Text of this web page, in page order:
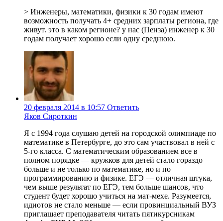
> Инженеры, математики, физики к 30 годам имеют
возможность получать 4+ средних зарплаты региона, где
живут. это в каком регионе? у нас (Пенза) инженер к 30
годам получает хорошо если одну среднюю.
20 февраля 2014 в 10:57 Ответить
Яков Сироткин
Я с 1994 года слушаю детей на городской олимпиаде по
математике в Петербурге, до это сам участвовал в ней с
5-го класса. С математическим образованием все в
полном порядке — кружков для детей стало гораздо
больше и не только по математике, но и по
программированию и физике. ЕГЭ — отличная штука,
чем выше результат по ЕГЭ, тем больше шансов, что
студент будет хорошо учиться на мат-мехе. Разумеется,
идиотов не стало меньше — если провинциальный ВУЗ
приглашает преподавателя читать пятикурсникам